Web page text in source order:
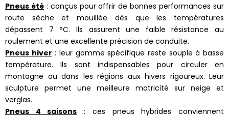
Pneus été: conçus pour offrir de bonnes performances sur
route sèche et mouillée dès que les températures
dépassent 7 °C. Ils assurent une faible résistance au
roulement et une excellente précision de conduite.
Pneus hiver : leur gomme spécifique reste souple à basse
température. Ils sont indispensables pour circuler en
montagne ou dans les régions aux hivers rigoureux. Leur
sculpture permet une meilleure motricité sur neige et
verglas.
Pneus 4 saisons : ces pneus hybrides conviennent